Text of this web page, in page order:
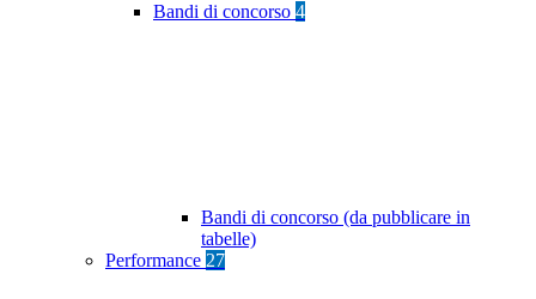
Bandi di concorso 4
Bandi di concorso (da pubblicare in
tabelle)
Performance 27